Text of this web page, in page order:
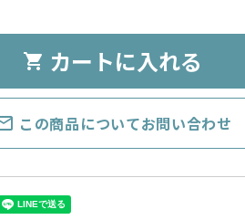
shopping_cart カートに入れる
この商品についてお問い合わせ